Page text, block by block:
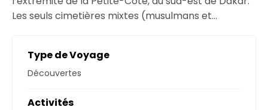
Les seuls cimetières mixtes (musulmans et…
Type de Voyage
Découvertes
Activités